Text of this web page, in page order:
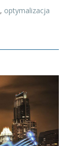
, optymalizacja